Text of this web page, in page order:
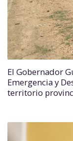
El Gobernador
Emergencia y
territorio